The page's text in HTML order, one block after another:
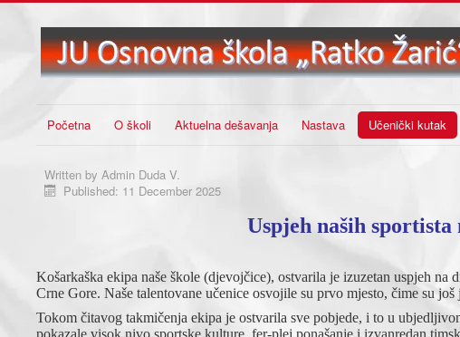
Početna O školi Aktuelna dešavanja Nastava Učenički kutak
Written by Admin Duda V.
Published: 11 December 2025
Uspjeh naših
Košarkaška ekipa naše škole (djevojčice), ostvarila je izuzetan uspjeh
Crne Gore. Naše talentovane učenice osvojile su prvo mjesto, čime su
Tokom čitavog takmičenja ekipa je ostvarila sve pobjede, i to u
pokazale visok nivo sportske kulture, fer-plej ponašanje i izvanredan